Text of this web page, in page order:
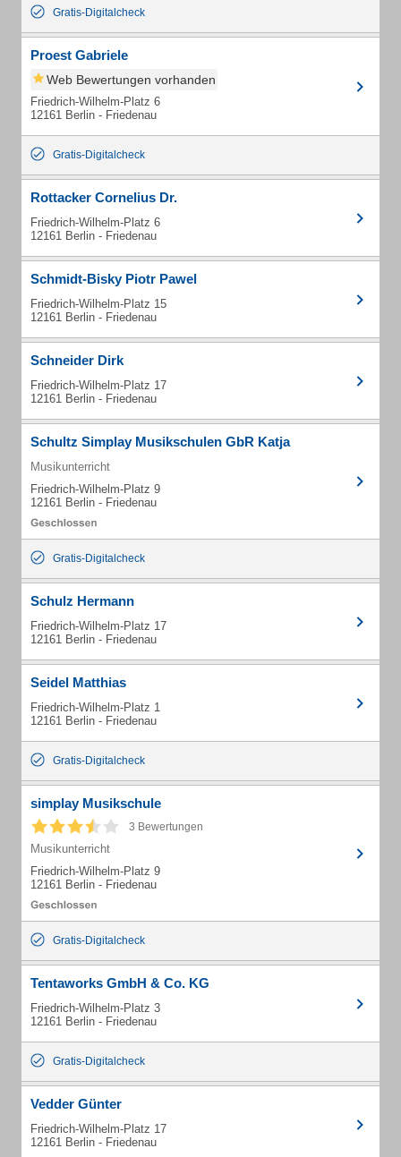
Gratis-Digitalcheck
Proest Gabriele
Web Bewertungen vorhanden
Friedrich-Wilhelm-Platz 6
12161 Berlin - Friedenau
Gratis-Digitalcheck
Rottacker Cornelius Dr.
Friedrich-Wilhelm-Platz 6
12161 Berlin - Friedenau
Schmidt-Bisky Piotr Pawel
Friedrich-Wilhelm-Platz 15
12161 Berlin - Friedenau
Schneider Dirk
Friedrich-Wilhelm-Platz 17
12161 Berlin - Friedenau
Schultz Simplay Musikschulen GbR Katja
Musikunterricht
Friedrich-Wilhelm-Platz 9
12161 Berlin - Friedenau
Gratis-Digitalcheck
Schulz Hermann
Friedrich-Wilhelm-Platz 17
12161 Berlin - Friedenau
Seidel Matthias
Friedrich-Wilhelm-Platz 1
12161 Berlin - Friedenau
Gratis-Digitalcheck
simplay Musikschule
3 Bewertungen
Musikunterricht
Friedrich-Wilhelm-Platz 9
12161 Berlin - Friedenau
Gratis-Digitalcheck
Tentaworks GmbH & Co. KG
Friedrich-Wilhelm-Platz 3
12161 Berlin - Friedenau
Gratis-Digitalcheck
Vedder Günter
Friedrich-Wilhelm-Platz 17
12161 Berlin - Friedenau